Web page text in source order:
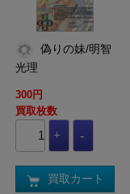
光理
300円
買取枚数
買取カート